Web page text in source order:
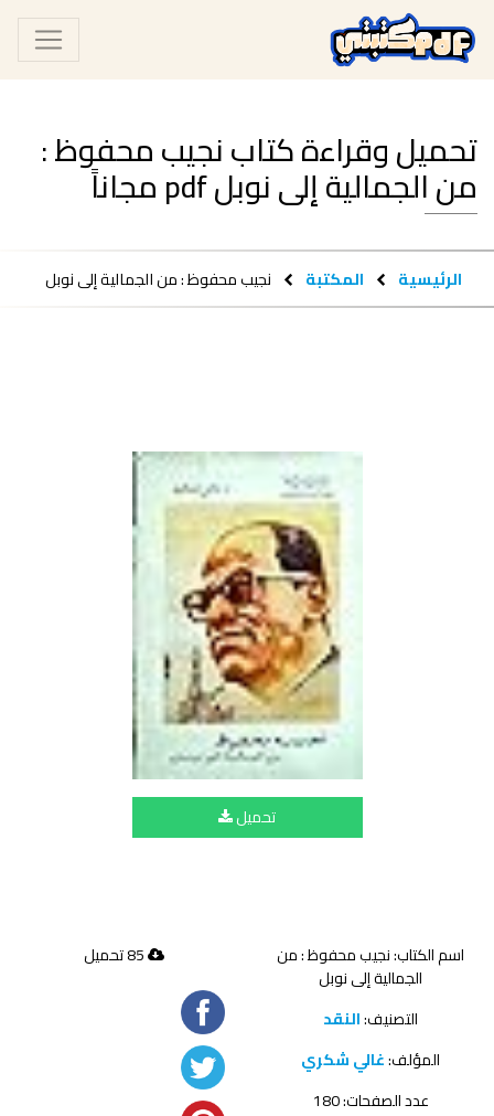
تحميل وقراءة كتاب نجيب محفوظ :
من الجمالية إلى نوبل pdf مجاناً
الرئيسية المكتبة نجيب محفوظ : من الجمالية إلى نوبل
تحميل
اسم الكتاب: نجيب محفوظ : من
الجمالية إلى نوبل
التصنيف:النقد
المؤلف:غالي شكري
عدد الصفحات: 180